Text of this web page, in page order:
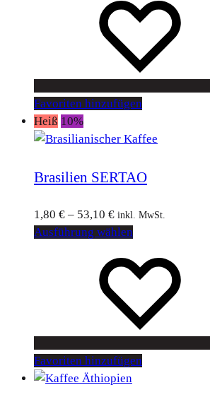
Favoriten hinzufügen
Heiß 10%
Brasilien SERTAO
1,80 € – 53,10 € inkl. MwSt.
Ausführung wählen
Favoriten hinzufügen